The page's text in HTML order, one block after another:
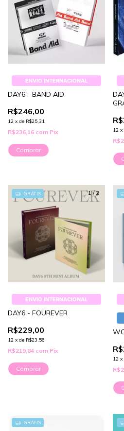
ENVIO INTERNACIONAL
DAY6 - BAND AID
R$246,00
12 x de R$25,31
R$236,16 com Pix
Comprar
12 x
1/2
GRÁTIS
ENVIO INTERNACIONAL
DAY6 - FOUREVER
R$229,00
12 x de R$23,56
R$219,84 com Pix
Comprar
12 x
GRÁTIS